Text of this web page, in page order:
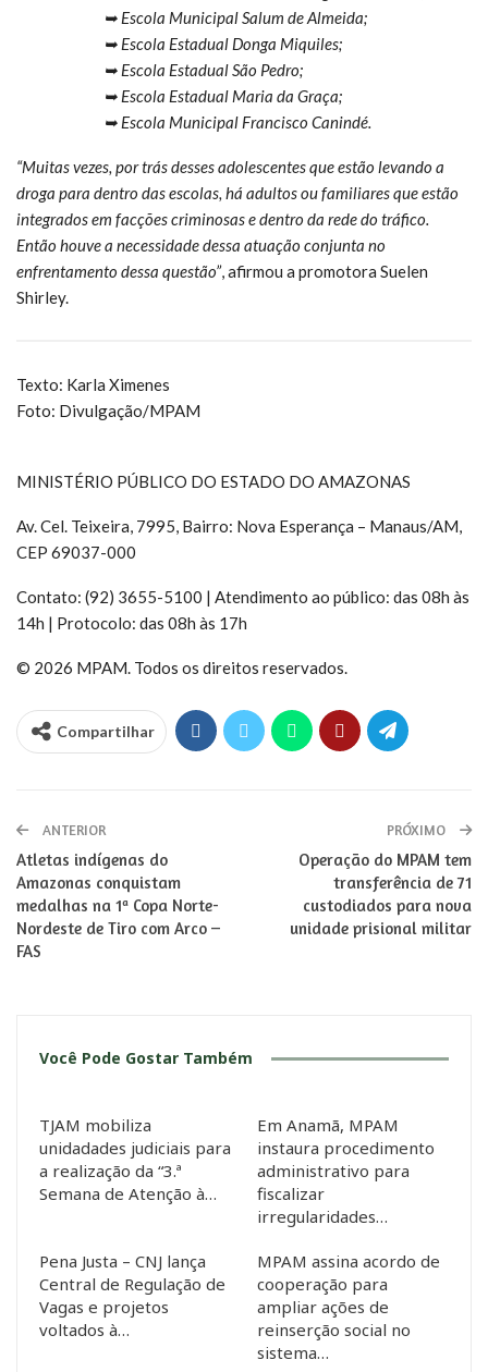
➥ Escola Municipal Salum de Almeida;
➥ Escola Estadual Donga Miquiles;
➥ Escola Estadual São Pedro;
➥ Escola Estadual Maria da Graça;
➥ Escola Municipal Francisco Canindé.
“Muitas vezes, por trás desses adolescentes que estão levando a
droga para dentro das escolas, há adultos ou familiares que estão
integrados em facções criminosas e dentro da rede do tráfico.
Então houve a necessidade dessa atuação conjunta no
enfrentamento dessa questão”, afirmou a promotora Suelen
Shirley.
Texto: Karla Ximenes
Foto: Divulgação/MPAM
MINISTÉRIO PÚBLICO DO ESTADO DO AMAZONAS
Av. Cel. Teixeira, 7995, Bairro: Nova Esperança – Manaus/AM,
CEP 69037-000
Contato: (92) 3655-5100 | Atendimento ao público: das 08h às
14h | Protocolo: das 08h às 17h
© 2026 MPAM. Todos os direitos reservados.
Compartilhar
ANTERIOR
Atletas indígenas do
Amazonas conquistam
medalhas na 1ª Copa Norte-
Nordeste de Tiro com Arco –
FAS
PRÓXIMO
Operação do MPAM tem
transferência de 71
custodiados para nova
unidade prisional militar
Você Pode Gostar Também
TJAM mobiliza
unidadades judiciais para
a realização da “3.ª
Semana de Atenção à…
Em Anamã, MPAM
instaura procedimento
administrativo para
fiscalizar
irregularidades…
Pena Justa – CNJ lança
Central de Regulação de
Vagas e projetos
voltados à…
MPAM assina acordo de
cooperação para
ampliar ações de
reinserção social no
sistema…